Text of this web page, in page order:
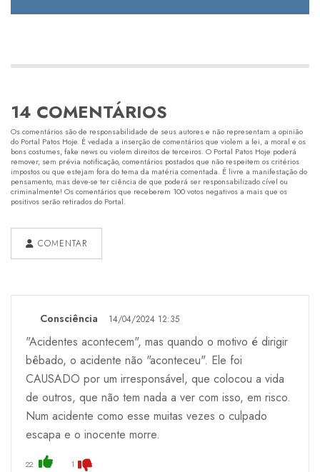
14 COMENTÁRIOS
Os comentários são de responsabilidade de seus autores e não representam a opinião
do Portal Patos Hoje. É vedada a inserção de comentários que violem a lei, a moral e os
bons costumes, fake news ou violem direitos de terceiros. O Portal Patos Hoje poderá
remover, sem prévia notificação, comentários postados que não respeitem os critérios
impostos ou que estejam fora do tema da matéria comentada. É livre a manifestação do
pensamento, mas deve-se ter ciência de que poderá ser responsabilizado cível ou
criminalmente! Os comentários que receberem 100 votos negativos a mais que os
positivos serão retirados do Portal.
COMENTAR
Consciência 14/04/2024 12:35
"Acidentes acontecem", mas quando o motivo é dirigir
bêbado, o acidente não "aconteceu". Ele foi
CAUSADO por um irresponsável, que colocou a vida
de outros, que não tem nada a ver com isso, em risco.
Num acidente como esse muitas vezes o culpado
escapa e o inocente morre.
22 1